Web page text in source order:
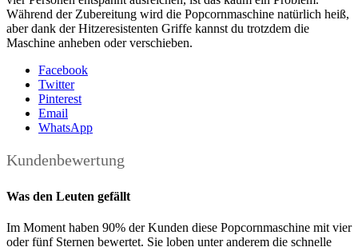
Während der Zubereitung wird die Popcornmaschine natürlich heiß,
aber dank der Hitzeresistenten Griffe kannst du trotzdem die
Maschine anheben oder verschieben.
Facebook
Twitter
Pinterest
Email
WhatsApp
Kundenbewertung
Was den Leuten gefällt
Im Moment haben 90% der Kunden diese Popcornmaschine mit vier
oder fünf Sternen bewertet. Sie loben unter anderem die schnelle